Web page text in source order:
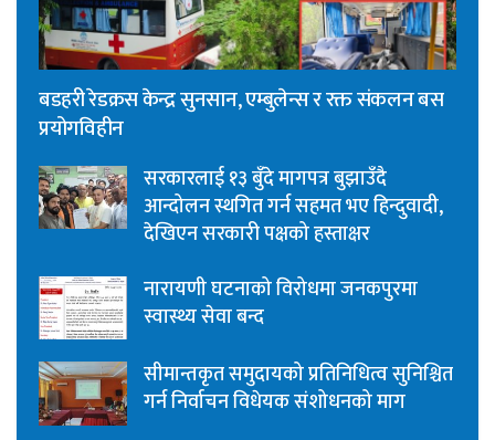
बडहरी रेडक्रस केन्द्र सुनसान, एम्बुलेन्स र रक्त संकलन बस
प्रयोगविहीन
सरकारलाई १३ बुँदे मागपत्र बुझाउँदै
आन्दोलन स्थगित गर्न सहमत भए हिन्दुवादी,
देखिएन सरकारी पक्षको हस्ताक्षर
नारायणी घटनाको विरोधमा जनकपुरमा
स्वास्थ्य सेवा बन्द
सीमान्तकृत समुदायको प्रतिनिधित्व सुनिश्चित
गर्न निर्वाचन विधेयक संशोधनको माग